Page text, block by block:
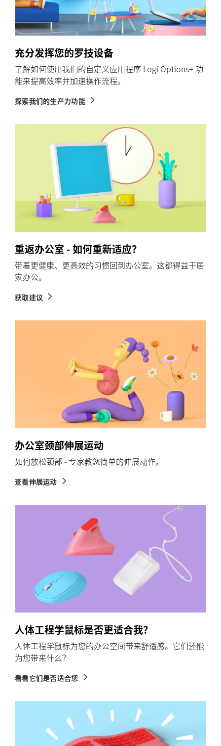
充分发挥您的罗技设备
了解如何使用我们的自定义应用程序 Logi Options+ 功
能来提高效率并加速操作流程。
探索我们的生产力功能
重返办公室 - 如何重新适应？
带着更健康、更高效的习惯回到办公室。这都得益于居
家办公。
获取建议
办公室颈部伸展运动
如何放松颈部 - 专家教您简单的伸展动作。
查看伸展运动
人体工程学鼠标是否更适合我？
人体工程学鼠标为您的办公空间带来舒适感。它们还能
为您带来什么？
看看它们是否适合您